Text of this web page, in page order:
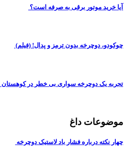
آیا خرید موتور برقی به صرفه است؟
چوکودو، دوچرخه بدون ترمز و پدال! (فیلم)
تجربه یک دوچرخه سواری بی خطر در کوهستان
موضوعات داغ
چهار نکته درباره فشار باد لاستیک دوچرخه